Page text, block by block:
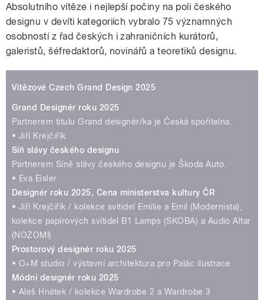
Absolutního vítěze i nejlepší počiny na poli českého
designu v devíti kategoriích vybralo 75 významných
osobností z řad českých i zahraničních kurátorů,
galeristů, šéfredaktorů, novinářů a teoretiků designu.
Vítězové Czech Grand Design 2025
Grand Designér roku 2025
Partnerem titulu Grand designér/ka je Česká spořitelna.
• Jiří Krejčiřík
Síň slávy českého designu
Partnerem Síně slávy českého designu je Škoda Auto.
• Eva Eisler
Designér roku 2025, Cena ministerstva kultury ČR
• Jiří Krejčiřík / kolekce svítidel Emílie a Emil (Modernista),
kolekce papírových svítidel B1 Lamps (SKOBA) a Audio Altar
(NOZOMI)
Prostorový designér roku 2025
• O+M studio / výstavní architektura pro Palác ilustrace
Módní designér roku 2025
• Aleš Hnátek / kolekce Wardrobe 2 a Wardrobe 3